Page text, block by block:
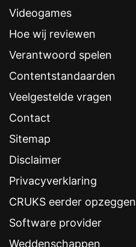
Videogames
Hoe wij reviewen
Verantwoord spelen
Contentstandaarden
Veelgestelde vragen
Contact
Sitemap
Disclaimer
Privacyverklaring
CRUKS eerder opzeggen
Software provider
Weddenschappen